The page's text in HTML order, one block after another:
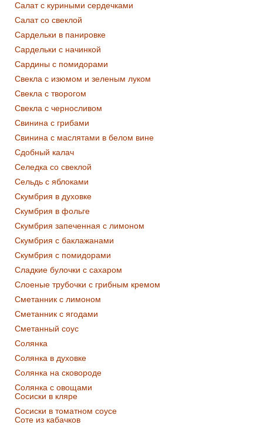
Салат с куриными сердечками
Салат со свеклой
Сардельки в панировке
Сардельки с начинкой
Сардины с помидорами
Свекла с изюмом и зеленым луком
Свекла с творогом
Свекла с черносливом
Свинина с грибами
Свинина с маслятами в белом вине
Сдобный калач
Селедка со свеклой
Сельдь с яблоками
Скумбрия в духовке
Скумбрия в фольге
Скумбрия запеченная с лимоном
Скумбрия с баклажанами
Скумбрия с помидорами
Сладкие булочки с сахаром
Слоеные трубочки с грибным кремом
Сметанник с лимоном
Сметанник с ягодами
Сметанный соус
Солянка
Солянка в духовке
Солянка на сковороде
Солянка с овощами
Сосиски в кляре
Сосиски в томатном соусе
Соте из кабачков